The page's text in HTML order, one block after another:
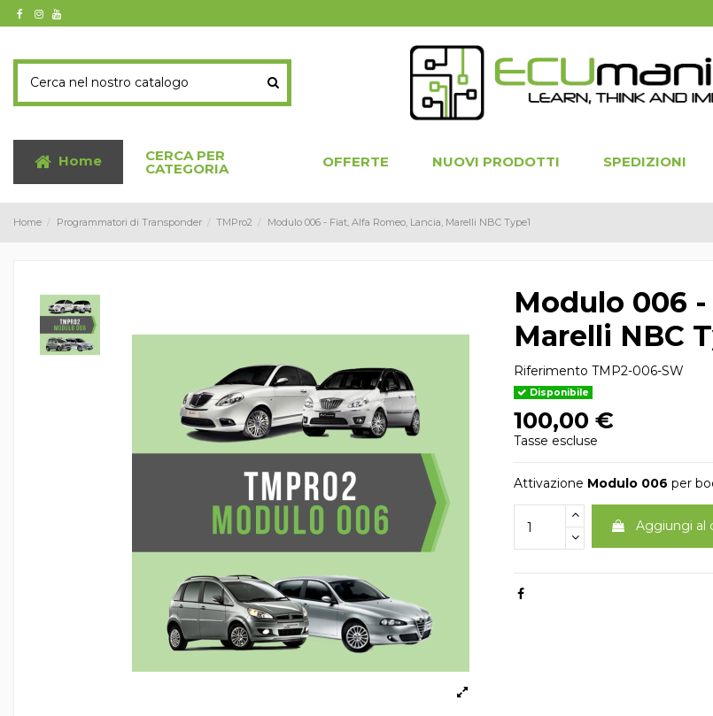
Home CERCA PER
CATEGORIA OFFERTE NUOVI PRODOTTI SPEDIZIONI
Home Programmatori di Transponder TMPro2 Modulo 006 - Fiat, Alfa Romeo, Lancia, Marelli NBC Type1
Modulo 006
Marelli NBC
Riferimento TMP2-006-SW
Disponibile
100,00 €
Tasse escluse
Attivazione Modulo 006 per
Aggiungi al